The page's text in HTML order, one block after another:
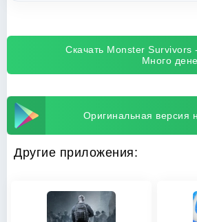
Скачать Monster
Много
Оригинальная версия
Другие приложения: